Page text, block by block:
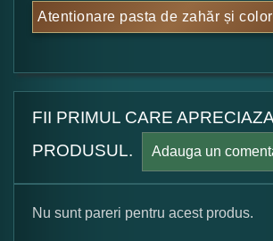
Atentionare pasta de zahăr și
FII PRIMUL CARE APRECIAZA
PRODUSUL.
Adauga un
Nu sunt pareri pentru acest produs.